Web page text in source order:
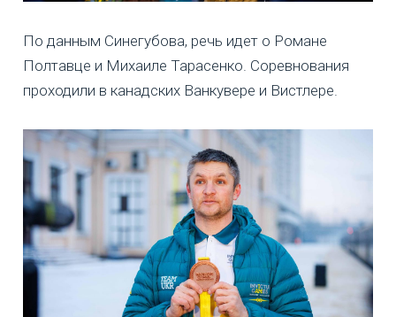
По данным Синегубова, речь идет о Романе
Полтавце и Михаиле Тарасенко. Соревнования
проходили в канадских Ванкувере и Вистлере.